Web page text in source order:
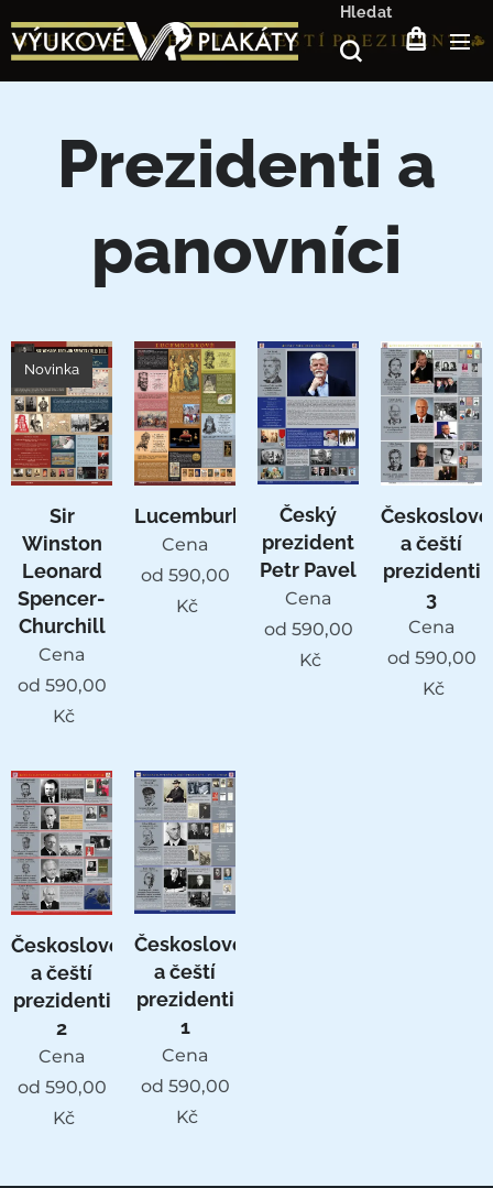
Hledat
Prezidenti a
panovníci
Sir
Winston
Leonard
Spencer-
Churchill
Novinka
Cena
od 590,00
Kč
Lucemburkové
Cena
od 590,00
Kč
Český
prezident
Petr Pavel
Cena
od 590,00
Kč
a čeští
prezidenti
3
Cena
od 590,00
Kč
Českoslovenští
a čeští
prezidenti
2
Cena
od 590,00
Kč
Českoslovenští
a čeští
prezidenti
1
Cena
od 590,00
Kč